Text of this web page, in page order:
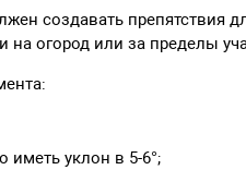
создавать препятствия
на огород или за пределы
уклон в 5-6°;